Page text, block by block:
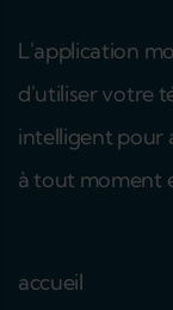
L'application
d'utiliser votre
intelligent pour
à tout moment
accueil